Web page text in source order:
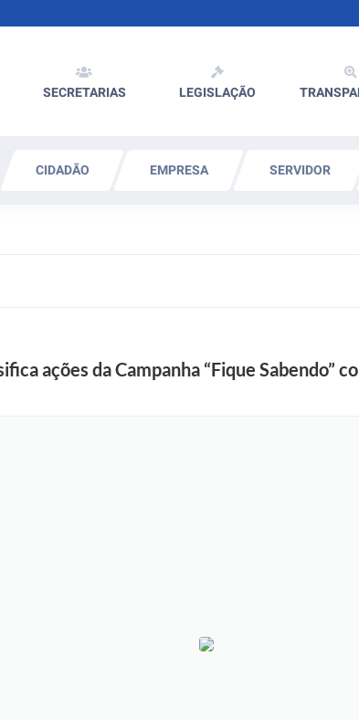
SECRETARIAS LEGISLAÇÃO
CIDADÃO EMPRESA SERVIDOR
ações da Campanha “Fique Sabendo”